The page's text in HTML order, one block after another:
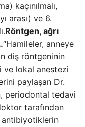
kaçınılmalı,
arası) ve 6.
Röntgen, ağrı
“Hamileler, anneye
diş röntgeninin
ve lokal anestezi
paylaşan Dr.
periodontal tedavi
tarafından
antibiyotiklerin